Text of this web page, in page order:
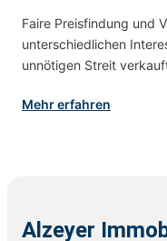
Faire Preisfindung und
unterschiedlichen
unnötigen Streit
Mehr erfahren
Alzeyer